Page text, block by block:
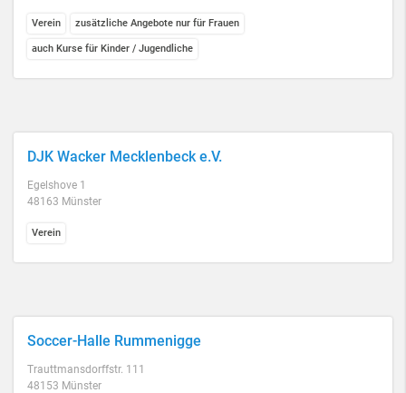
Verein zusätzliche Angebote nur für Frauen
auch Kurse für Kinder / Jugendliche
DJK Wacker Mecklenbeck e.V.
Egelshove 1
48163 Münster
Verein
Soccer-Halle Rummenigge
Trauttmansdorffstr. 111
48153 Münster